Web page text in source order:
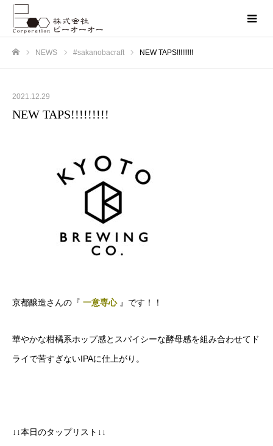
NEWS #sakanobacraft NEW TAPS!!!!!!!!!
2021.12.29
NEW TAPS!!!!!!!!!
京都醸造さんの『 一意専心 』です！！
華やかな柑橘系ホップ感とスパイシーな酵母感を組み合わせてド
ライで苦すぎないIPAに仕上がり。
↓↓本日のタップリスト↓↓